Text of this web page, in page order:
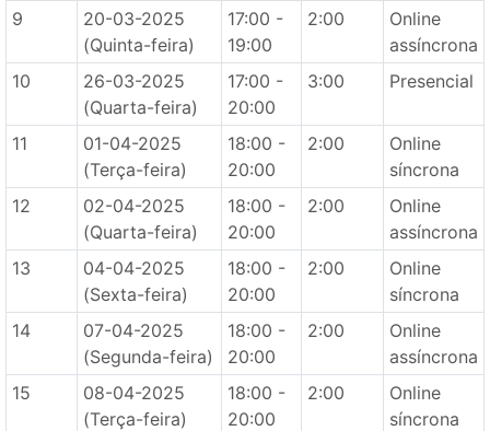
9
20-03-2025
(Quinta-feira)
17:00 -
19:00
2:00
Online
assíncrona
10
26-03-2025
(Quarta-feira)
17:00 -
20:00
3:00 Presencial
11
01-04-2025
(Terça-feira)
18:00 -
20:00
2:00
Online
síncrona
12
02-04-2025
(Quarta-feira)
18:00 -
20:00
2:00
Online
assíncrona
13
04-04-2025
(Sexta-feira)
18:00 -
20:00
2:00
Online
síncrona
14
07-04-2025
(Segunda-feira)
18:00 -
20:00
2:00
Online
assíncrona
15
08-04-2025
(Terça-feira)
18:00 -
20:00
2:00
Online
síncrona